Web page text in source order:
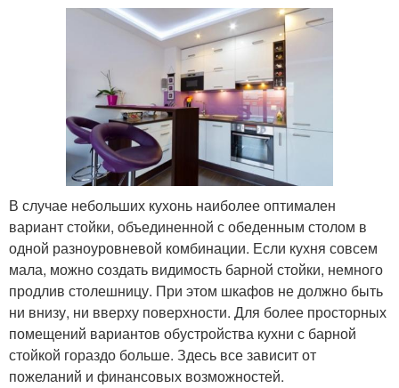
В случае небольших кухонь наиболее оптимален
вариант стойки, объединенной с обеденным столом в
одной разноуровневой комбинации. Если кухня совсем
мала, можно создать видимость барной стойки, немного
продлив столешницу. При этом шкафов не должно быть
ни внизу, ни вверху поверхности. Для более просторных
помещений вариантов обустройства кухни с барной
стойкой гораздо больше. Здесь все зависит от
пожеланий и финансовых возможностей.